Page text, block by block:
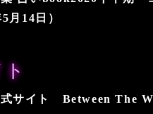
14日）
式サイト Between The